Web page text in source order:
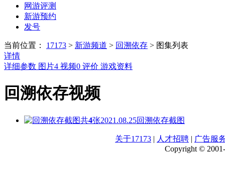
网游评测
新游预约
发号
当前位置： 17173 > 新游频道 > 回溯依存 > 图集列表
详情
详细参数 图片4 视频0 评价 游戏资料
回溯依存视频
共4张2021.08.25回溯依存截图
关于17173 | 人才招聘 | 广告服
Copyright ©